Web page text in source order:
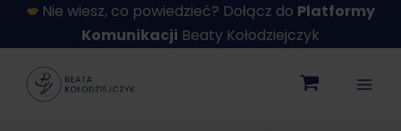
PrzejdźNie wiesz, co powiedzieć? Dołącz do Platformy
Komunikacji Beaty Kołodziejczyk